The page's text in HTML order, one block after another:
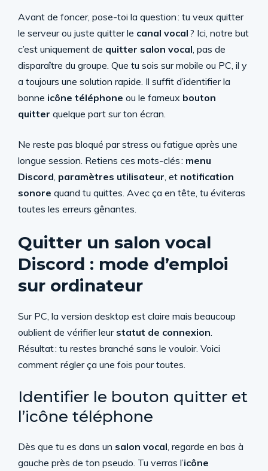
Avant de foncer, pose-toi la question : tu veux quitter
le serveur ou juste quitter le canal vocal ? Ici, notre but
c’est uniquement de quitter salon vocal, pas de
disparaître du groupe. Que tu sois sur mobile ou PC, il y
a toujours une solution rapide. Il suffit d’identifier la
bonne icône téléphone ou le fameux bouton
quitter quelque part sur ton écran.
Ne reste pas bloqué par stress ou fatigue après une
longue session. Retiens ces mots-clés : menu
Discord, paramètres utilisateur, et notification
sonore quand tu quittes. Avec ça en tête, tu éviteras
toutes les erreurs gênantes.
Quitter un salon vocal
Discord : mode d’emploi
sur ordinateur
Sur PC, la version desktop est claire mais beaucoup
oublient de vérifier leur statut de connexion.
Résultat : tu restes branché sans le vouloir. Voici
comment régler ça une fois pour toutes.
Identifier le bouton quitter et
l’icône téléphone
Dès que tu es dans un salon vocal, regarde en bas à
gauche près de ton pseudo. Tu verras l’icône